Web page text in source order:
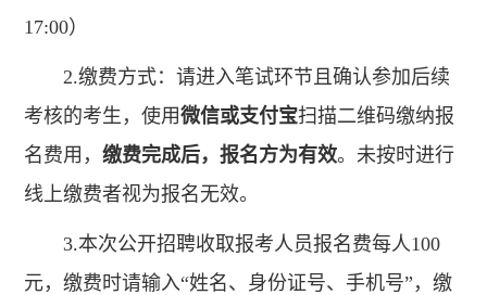
17:00）
2.缴费方式：请进入笔试环节且确认参加后续
考核的考生，使用微信或支付宝扫描二维码缴纳报
名费用， 缴费完成后，报名方为有效。未按时进行
线上缴费者视为报名无效。
3.本次公开招聘收取报考人员报名费每人100
元，缴费时请输入“姓名、身份证号、手机号”，缴